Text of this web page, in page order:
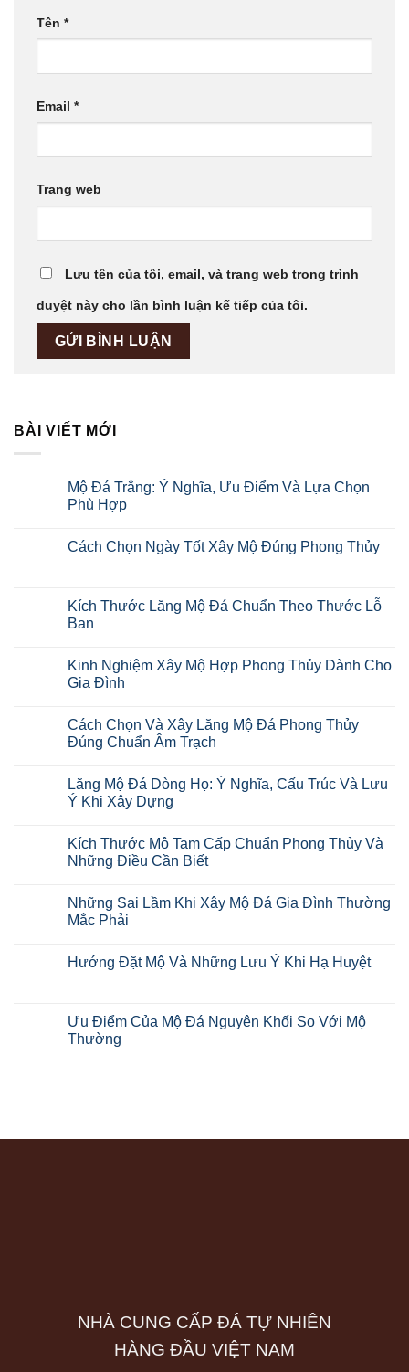
Tên *
Email *
Trang web
Lưu tên của tôi, email, và trang web trong trình
duyệt này cho lần bình luận kế tiếp của tôi.
BÀI VIẾT MỚI
Mộ Đá Trắng: Ý Nghĩa, Ưu Điểm Và Lựa Chọn
Phù Hợp
Cách Chọn Ngày Tốt Xây Mộ Đúng Phong Thủy
Kích Thước Lăng Mộ Đá Chuẩn Theo Thước Lỗ
Ban
Kinh Nghiệm Xây Mộ Hợp Phong Thủy Dành Cho
Gia Đình
Cách Chọn Và Xây Lăng Mộ Đá Phong Thủy
Đúng Chuẩn Âm Trạch
Lăng Mộ Đá Dòng Họ: Ý Nghĩa, Cấu Trúc Và Lưu
Ý Khi Xây Dựng
Kích Thước Mộ Tam Cấp Chuẩn Phong Thủy Và
Những Điều Cần Biết
Những Sai Lầm Khi Xây Mộ Đá Gia Đình Thường
Mắc Phải
Hướng Đặt Mộ Và Những Lưu Ý Khi Hạ Huyệt
Ưu Điểm Của Mộ Đá Nguyên Khối So Với Mộ
Thường
NHÀ CUNG CẤP ĐÁ TỰ NHIÊN
HÀNG ĐẦU VIỆT NAM